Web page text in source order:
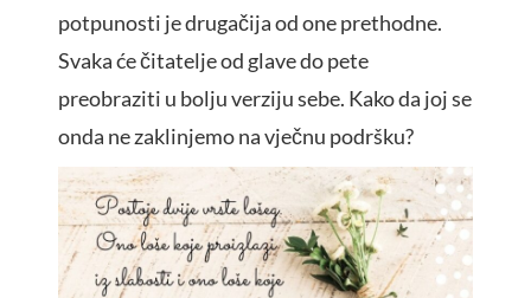
potpunosti je drugačija od one prethodne.
Svaka će čitatelje od glave do pete
preobraziti u bolju verziju sebe. Kako da joj se
onda ne zaklinjemo na vječnu podršku?